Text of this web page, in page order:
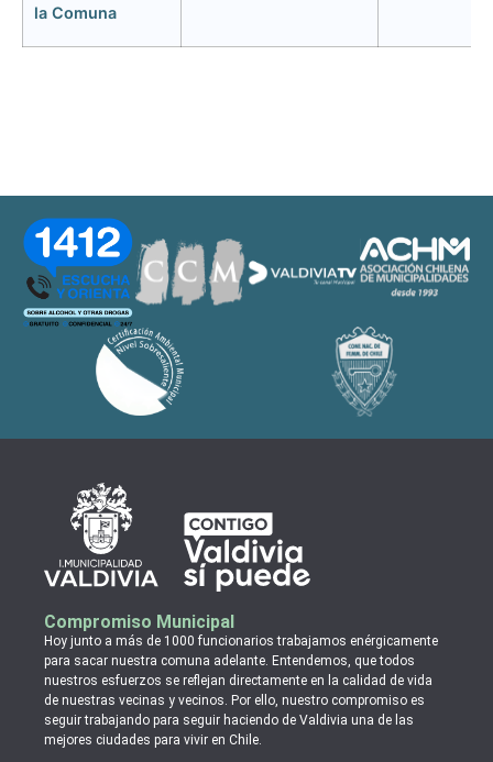
la Comuna
Compromiso Municipal
Hoy junto a más de 1000 funcionarios trabajamos enérgicamente
para sacar nuestra comuna adelante. Entendemos, que todos
nuestros esfuerzos se reflejan directamente en la calidad de vida
de nuestras vecinas y vecinos. Por ello, nuestro compromiso es
seguir trabajando para seguir haciendo de Valdivia una de las
mejores ciudades para vivir en Chile.